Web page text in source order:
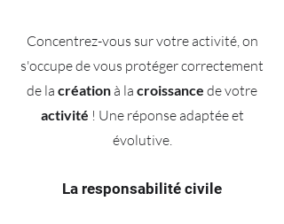
Concentrez-vous sur votre activité, on
s'occupe de vous protéger correctement
de la création à la croissance de votre
activité ! Une réponse adaptée et
évolutive.
La responsabilité civile